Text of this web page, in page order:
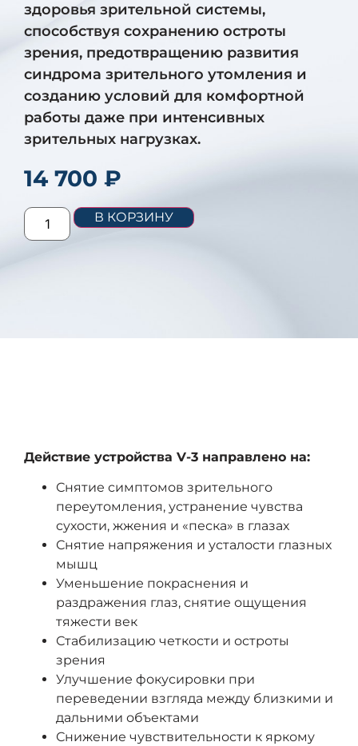
здоровья зрительной системы,
способствуя сохранению остроты
зрения, предотвращению развития
синдрома зрительного утомления и
созданию условий для комфортной
работы даже при интенсивных
зрительных нагрузках.
14 700 ₽
В КОРЗИНУ
Действие устройства V-3 направлено на:
Снятие симптомов зрительного
переутомления, устранение чувства
сухости, жжения и «песка» в глазах
Снятие напряжения и усталости глазных
мышц
Уменьшение покраснения и
раздражения глаз, снятие ощущения
тяжести век
Стабилизацию четкости и остроты
зрения
Улучшение фокусировки при
переведении взгляда между близкими и
дальними объектами
Снижение чувствительности к яркому